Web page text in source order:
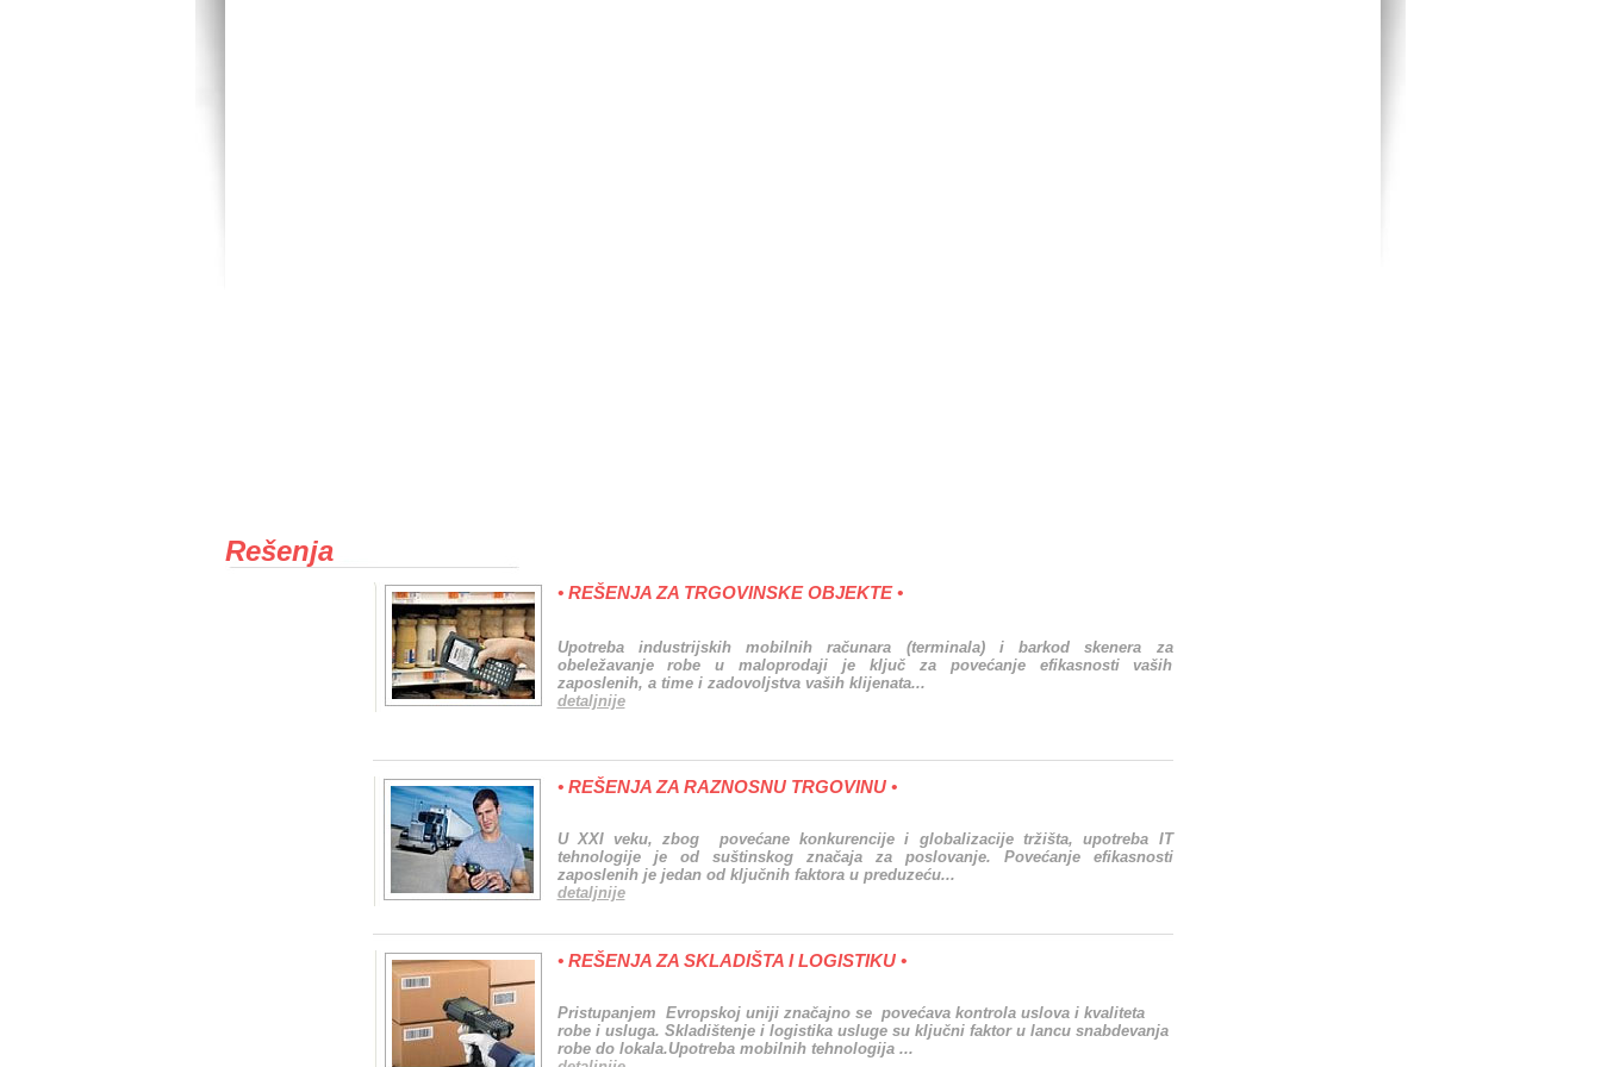
Rešenja
• REŠENJA ZA TRGOVINSKE OBJEKTE •
Upotreba industrijskih mobilnih računara (terminala) i barkod skenera za
obeležavanje robe u maloprodaji je ključ za povećanje efikasnosti vaših
zaposlenih, a time i zadovoljstva vaših klijenata...
detaljnije
•REŠENJA ZA RAZNOSNU TRGOVINU •
U XXI veku, zbog povećane konkurencije i globalizacije tržišta, upotreba IT
tehnologije je od suštinskog značaja za poslovanje. Povećanje efikasnosti
zaposlenih je jedan od ključnih faktora u preduzeću...
detaljnije
• REŠENJA ZA SKLADIŠTA I LOGISTIKU •
Pristupanjem Evropskoj uniji značajno se povećava kontrola uslova i kvaliteta
robe i usluga. Skladištenje i logistika usluge su ključni faktor u lancu snabdevanja
robe do lokala.Upotreba mobilnih tehnologija ...